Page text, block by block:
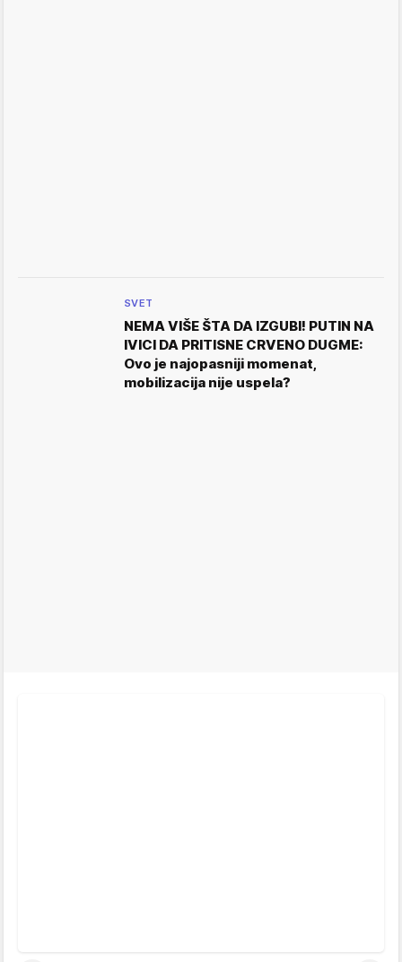
SVET
NEMA VIŠE ŠTA DA IZGUBI! PUTIN NA
IVICI DA PRITISNE CRVENO DUGME:
Ovo je najopasniji momenat,
mobilizacija nije uspela?